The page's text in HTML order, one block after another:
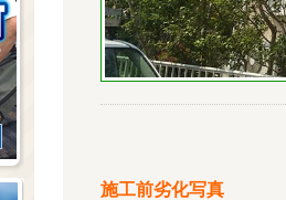
施工前劣化写真